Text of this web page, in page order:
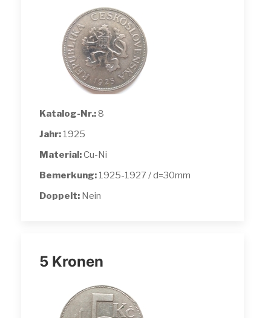
Katalog-Nr.:8
Jahr: 1925
Material:Cu-Ni
Bemerkung: 1925-1927 / d=30mm
Doppelt: Nein
5 Kronen